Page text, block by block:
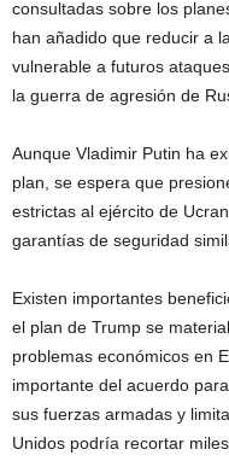
consultadas sobre los
han añadido que reducir a
vulnerable a futuros
la guerra de agresión de
Aunque Vladimir Putin ha
plan, se espera que
estrictas al ejército de
garantías de seguridad
Existen importantes
el plan de Trump se
problemas económicos en
importante del acuerdo
sus fuerzas armadas y
Unidos podría recortar